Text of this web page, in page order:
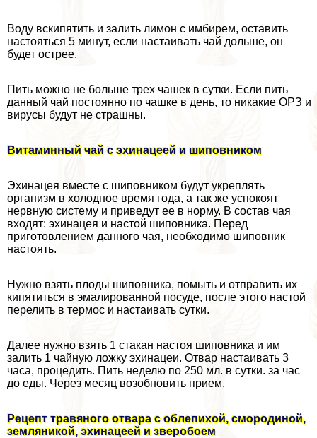
Воду вскипятить и залить лимон с имбирем, оставить
настояться 5 минут, если настаивать чай дольше, он
будет острее.
Пить можно не больше трех чашек в сутки. Если пить
данный чай постоянно по чашке в день, то никакие ОРЗ и
вирусы будут не страшны.
Витаминный чай с эхинацеей и шиповником
Эхинацея вместе с шиповником будут укреплять
организм в холодное время года, а так же успокоят
нервную систему и приведут ее в норму. В состав чая
входят: эхинацея и настой шиповника. Перед
приготовлением данного чая, необходимо шиповник
настоять.
Нужно взять плоды шиповника, помыть и отправить их
кипятиться в эмалированной посуде, после этого настой
перелить в термос и настаивать сутки.
Далее нужно взять 1 стакан настоя шиповника и им
залить 1 чайную ложку эхинацеи. Отвар настаивать 3
часа, процедить. Пить неделю по 250 мл. в сутки. за час
до еды. Через месяц возобновить прием.
Рецепт травяного отвара с облепихой, смородиной,
земляникой, эхинацеей и зверобоем